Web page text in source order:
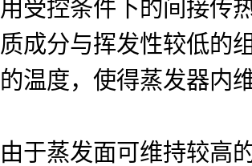
用受控条件下的间接传
质成分与挥发性较低的
的温度，使得蒸发器内
由于蒸发面可维持较高